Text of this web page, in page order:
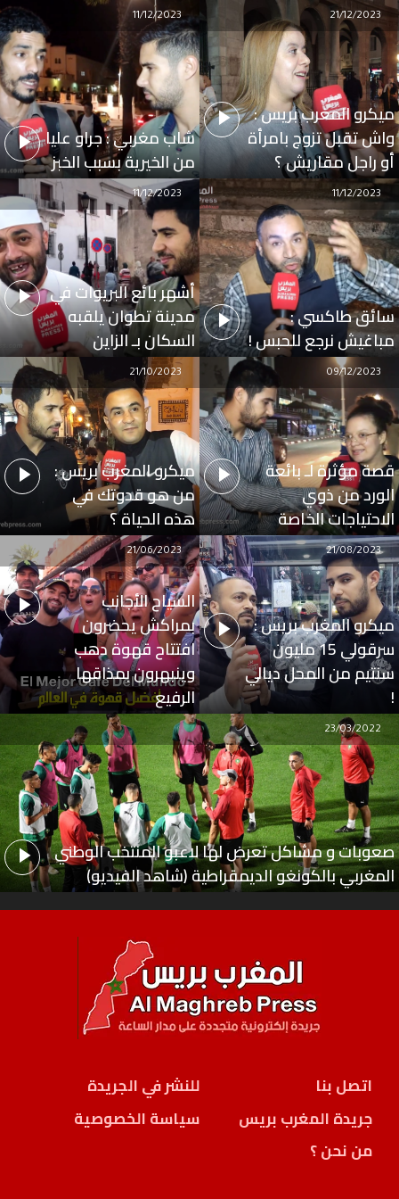
ميكرو المغرب بريس :
واش تقبل تزوج بامرأة
أو راجل مقاريش ؟
21/12/2023
شاب مغربي : جراو عليا
من الخيرية بسبب الخبز
11/12/2023
سائق طاكسي :
مباغيش نرجع للحبس !
11/12/2023
أشهر بائع البريوات في
مدينة تطوان يلقبه
السكان بـ الزاين
11/12/2023
قصة مؤثرة لـ بائعة
الورد من ذوي
الاحتياجات الخاصة
09/12/2023
ميكرو المغرب بريس :
من هو قدوتك في
هذه الحياة ؟
21/10/2023
ميكرو المغرب بريس :
سرقولي 15 مليون
سنتيم من المحل ديالي
!
21/08/2023
السياح الأجانب
بمراكش يحضرون
افتتاح قهوة دهب
وينبهرون بمذاقها
الرفيع
21/06/2023
صعوبات و مشاكل تعرض لها لاعبو المنتخب الوطني
المغربي بالكونغو الديمقراطية (شاهد الفيديو)
23/03/2022
اتصل بنا
للنشر في الجريدة
جريدة المغرب بريس
سياسة الخصوصية
من نحن ؟